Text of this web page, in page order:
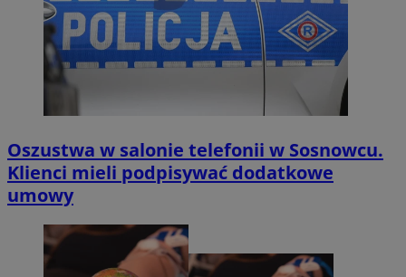
Oszustwa w salonie telefonii w Sosnowcu.
Klienci mieli podpisywać dodatkowe
umowy